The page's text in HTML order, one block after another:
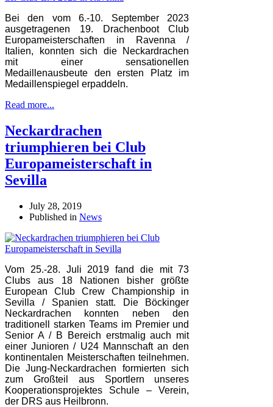
Bei den vom 6.-10. September 2023
ausgetragenen 19. Drachenboot Club
Europameisterschaften in Ravenna /
Italien, konnten sich die Neckardrachen
mit einer sensationellen
Medaillenausbeute den ersten Platz im
Medaillenspiegel erpaddeln.
Read more...
Neckardrachen
triumphieren bei Club
Europameisterschaft in
Sevilla
July 28, 2019
Published in News
Vom 25.-28. Juli 2019 fand die mit 73
Clubs aus 18 Nationen bisher größte
European Club Crew Championship in
Sevilla / Spanien statt. Die Böckinger
Neckardrachen konnten neben den
traditionell starken Teams im Premier und
Senior A / B Bereich erstmalig auch mit
einer Junioren / U24 Mannschaft an den
kontinentalen Meisterschaften teilnehmen.
Die Jung-Neckardrachen formierten sich
zum Großteil aus Sportlern unseres
Kooperationsprojektes Schule – Verein,
der DRS aus Heilbronn.